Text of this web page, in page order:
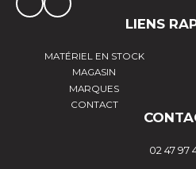
LIENS
MATÉRIEL EN STOCK
MAGASIN
MARQUES
CONTACT
02 47 97